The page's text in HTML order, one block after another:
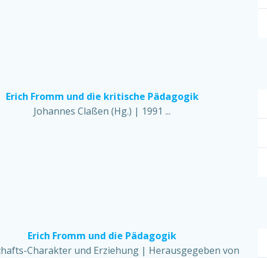
Erich Fromm und die kritische Pädagogik
Johannes Claßen (Hg.) | 1991 ...
Erich Fromm und die Pädagogik
Charakter und Erziehung | Herausgegeben von